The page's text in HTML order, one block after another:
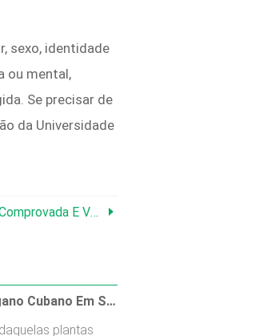
sexo, identidade
ou mental,
Se precisar de
da Universidade
De Temporada
Dicas Para Cultivar Orégano Cubano Em Sua Horta Interna
plantas